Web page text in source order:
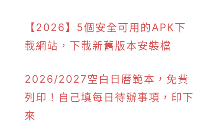
【2026】5個安全可用的APK下
載網站，下載新舊版本安裝檔
2026/2027空白日曆範本，免費
列印！自己填每日待辦事項，印下
來